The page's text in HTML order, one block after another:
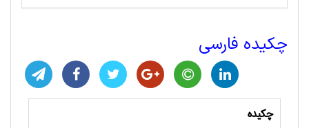
چکیده فارسی
چکیده